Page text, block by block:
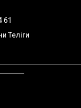
61
Теліги